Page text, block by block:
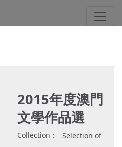
2015年度澳門
文學作品選
Collection：
Selection of